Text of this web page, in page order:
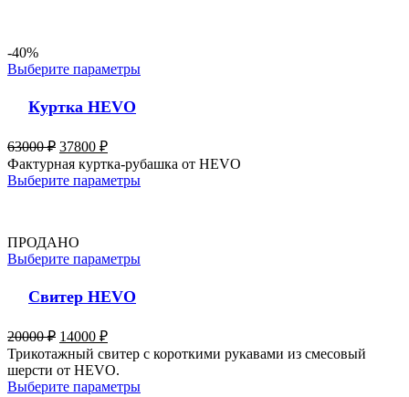
-40%
Выберите параметры
Куртка HEVO
63000₽ 37800 ₽
Фактурная куртка-рубашка от HEVO
Выберите параметры
ПРОДАНО
Выберите параметры
Свитер HEVO
20000₽ 14000 ₽
Трикотажный свитер с короткими рукавами из смесовый
шерсти от HEVO.
Выберите параметры